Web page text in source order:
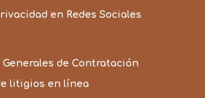
en Redes Sociales
de Contratación
litigios en línea